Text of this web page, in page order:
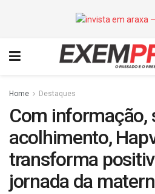
Home Destaques
Com informação,
acolhimento,
transforma
jornada da